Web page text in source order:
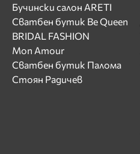
Бучински салон ARETI
Сватбен бутик Be Queen
BRIDAL FASHION
Mon Amour
Сватбен бутик Палома
Стоян Радичев